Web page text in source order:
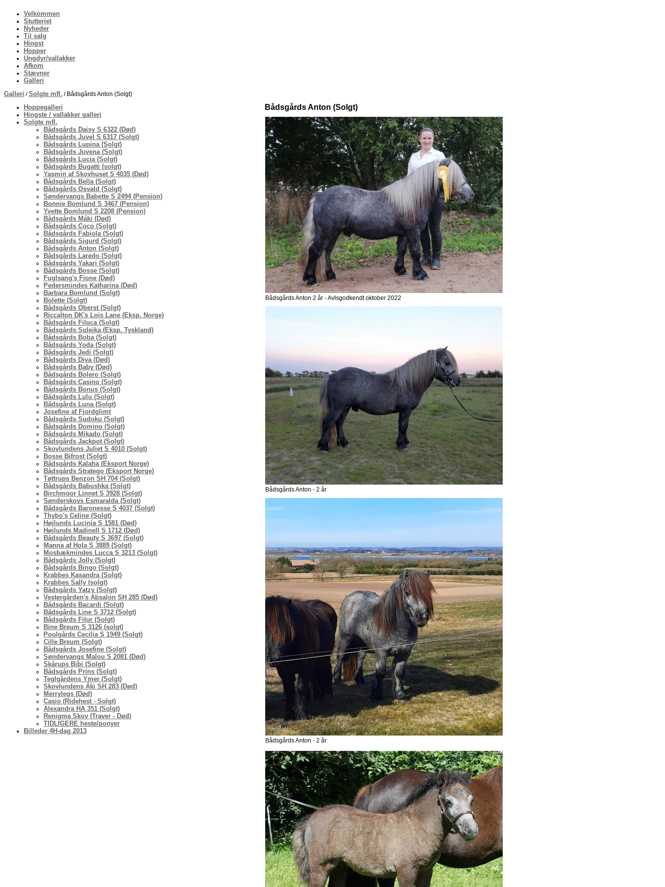
Velkommen
Stutteriet
Nyheder
Til salg
Hingst
Hopper
Ungdyr/vallakker
Afkom
Stævner
Galleri
Galleri /Solgte mfl. / Bådsgårds Anton (Solgt)
Hoppegalleri
Hingste / vallakker galleri
Solgte mfl.
Bådsgårds Daisy S 6322 (Død)
Bådsgårds Juvel S 6317 (Solgt)
Bådsgårds Lupina (Solgt)
Bådsgårds Juvena (Solgt)
Bådsgårds Lucia (Solgt)
Bådsgårds Bugatti (solgt)
Yasmin af Skovhuset S 4035 (Død)
Bådsgårds Bella (Solgt)
Bådsgårds Osvald (Solgt)
Søndervangs Babette S 2494 (Pension)
Bonnie Bomlund S 3467 (Pension)
Yvette Bomlund S 2208 (Pension)
Bådsgårds Máki (Død)
Bådsgårds Coco (Solgt)
Bådsgårds Fabiola (Solgt)
Bådsgårds Sigurd (Solgt)
Bådsgårds Anton (Solgt)
Bådsgårds Laredo (Solgt)
Bådsgårds Yakari (Solgt)
Bådsgårds Bosse (Solgt)
Fuglsang's Fione (Død)
Pedersmindes Katharina (Død)
Barbara Bomlund (Solgt)
Bolette (Solgt)
Bådsgårds Oberst (Solgt)
Riccalton DK's Lois Lane (Eksp. Norge)
Bådsgårds Filuca (Solgt)
Bådsgårds Suleika (Eksp. Tyskland)
Bådsgårds Boba (Solgt)
Bådsgårds Yoda (Solgt)
Bådsgårds Jedi (Solgt)
Bådsgårds Diva (Død)
Bådsgårds Baby (Død)
Bådsgårds Bolero (Solgt)
Bådsgårds Casino (Solgt)
Bådsgårds Bonus (Solgt)
Bådsgårds Lulu (Solgt)
Bådsgårds Luna (Solgt)
Josefine af Fjordglimt
Bådsgårds Sudoku (Solgt)
Bådsgårds Domino (Solgt)
Bådsgårds Mikado (Solgt)
Bådsgårds Jackpot (Solgt)
Skovlundens Juliet S 4010 (Solgt)
Bosse Bifrost (Solgt)
Bådsgårds Kalaha (Eksport Norge)
Bådsgårds Stratego (Eksport Norge)
Tøttrups Benzon SH 704 (Solgt)
Bådsgårds Babushka (Solgt)
Birchmoor Linnet S 3928 (Solgt)
Sønderskovs Esmaralda (Solgt)
Bådsgårds Baronesse S 4037 (Solgt)
Thybo's Celine (Solgt)
Højlunds Lucinia S 1581 (Død)
Højlunds Madinell S 1712 (Død)
Bådsgårds Beauty S 3697 (Solgt)
Manna af Hola S 3889 (Solgt)
Mosbækmindes Lucca S 3213 (Solgt)
Bådsgårds Jolly (Solgt)
Bådsgårds Bingo (Solgt)
Krabbes Kasandra (Solgt)
Krabbes Sally (solgt)
Bådsgårds Yatzy (Solgt)
Vestergården's Absalon SH 285 (Død)
Bådsgårds Bacardi (Solgt)
Bådsgårds Line S 3712 (Solgt)
Bådsgårds Filur (Solgt)
Bine Breum S 3126 (solgt)
Poulgårds Cecilia S 1949 (Solgt)
Cille Breum (Solgt)
Bådsgårds Josefine (Solgt)
Søndervangs Malou S 2081 (Død)
Skårups Bibi (Solgt)
Bådsgårds Prins (Solgt)
Teglgårdens Ymer (Solgt)
Skovlundens Áki SH 283 (Død)
Merrylegs (Død)
Casio (Ridehest - Solgt)
Alexandra HA 351 (Solgt)
Renigma Skov (Traver - Død)
TIDLIGERE heste/ponyer
Billeder 4H-dag 2013
Bådsgårds Anton (Solgt)
Bådsgårds Anton 2 år - Avlsgodkendt oktober 2022
Bådsgårds Anton - 2 år
Bådsgårds Anton - 2 år